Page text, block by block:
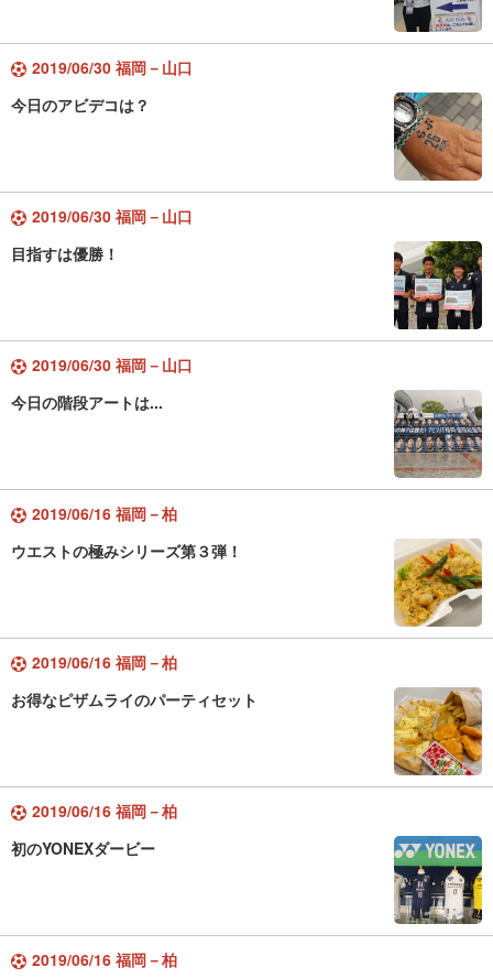
2019/06/30 福岡－山口
今日のアビデコは？
2019/06/30 福岡－山口
目指すは優勝！
2019/06/30 福岡－山口
今日の階段アートは...
2019/06/16 福岡－柏
ウエストの極みシリーズ第３弾！
2019/06/16 福岡－柏
お得なピザムライのパーティセット
2019/06/16 福岡－柏
初のYONEXダービー
2019/06/16 福岡－柏